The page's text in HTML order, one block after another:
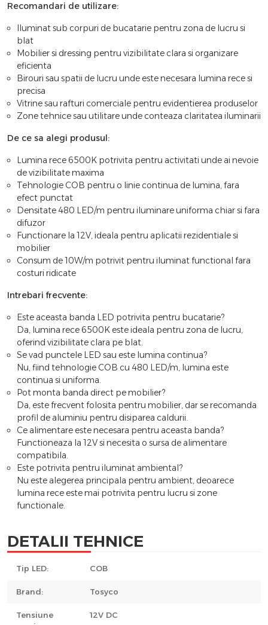
Recomandari de utilizare:
Iluminat sub corpuri de bucatarie pentru zona de lucru si
blat
Mobilier si dressing pentru vizibilitate clara si organizare
eficienta
Birouri sau spatii de lucru unde este necesara lumina rece si
precisa
Vitrine sau rafturi comerciale pentru evidentierea produselor
Zone tehnice sau utilitare unde conteaza claritatea iluminarii
De ce sa alegi produsul:
Lumina rece 6500K potrivita pentru activitati unde ai nevoie
de vizibilitate maxima
Tehnologie COB pentru o linie continua de lumina, fara
efect punctat
Densitate 480 LED/m pentru iluminare uniforma chiar si fara
difuzor
Functionare la 12V, ideala pentru aplicatii rezidentiale si
mobilier
Consum de 10W/m potrivit pentru iluminat functional fara
costuri ridicate
Intrebari frecvente:
Este aceasta banda LED potrivita pentru bucatarie?
Da, lumina rece 6500K este ideala pentru zona de lucru,
oferind vizibilitate clara pe blat.
Se vad punctele LED sau este lumina continua?
Nu, fiind tehnologie COB cu 480 LED/m, lumina este
continua si uniforma.
Pot monta banda direct pe mobilier?
Da, este frecvent folosita pentru mobilier, dar se recomanda
profil de aluminiu pentru disiparea caldurii.
Ce alimentare este necesara pentru aceasta banda?
Functioneaza la 12V si necesita o sursa de alimentare
compatibila.
Este potrivita pentru iluminat ambiental?
Nu este alegerea principala pentru ambient, deoarece
lumina rece este mai potrivita pentru lucru si zone
functionale.
DETALII TEHNICE
Tip LED: COB
Brand: Tosyco
Tensiune
12V DC